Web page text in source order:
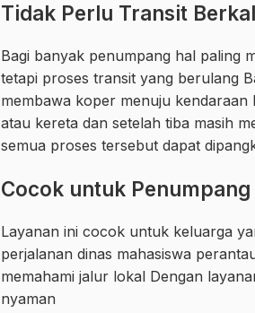
Tidak Perlu Transit
Bagi banyak penumpang hal paling
tetapi proses transit yang berulang
membawa koper menuju
atau kereta dan setelah tiba masih
semua proses tersebut dapat
Cocok untuk
Layanan ini cocok untuk keluarga
perjalanan dinas mahasiswa
memahami jalur lokal Dengan
nyaman